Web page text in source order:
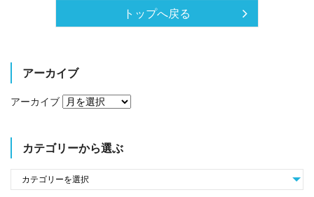
トップへ戻る
アーカイブ
アーカイブ
カテゴリーから選ぶ